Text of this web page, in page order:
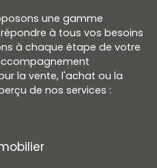
une gamme
à tous vos besoins
à chaque étape de votre
la vente, l'achat ou la
de nos services :